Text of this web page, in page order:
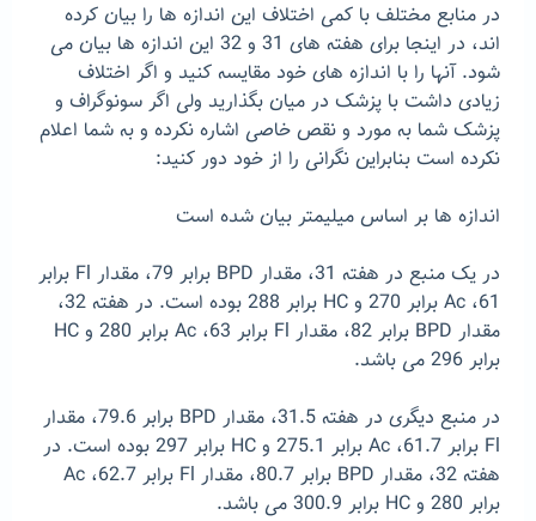
در منابع مختلف با کمی اختلاف این اندازه ها را بیان کرده
اند، در اینجا برای هفته های 31 و 32 این اندازه ها بیان می
شود. آنها را با اندازه های خود مقایسه کنید و اگر اختلاف
زیادی داشت با پزشک در میان بگذارید ولی اگر سونوگراف و
پزشک شما به مورد و نقص خاصی اشاره نکرده و به شما اعلام
نکرده است بنابراین نگرانی را از خود دور کنید:
اندازه ها بر اساس میلیمتر بیان شده است
در یک منبع در هفته 31، مقدار BPD برابر 79، مقدار Fl برابر
61، Ac برابر 270 و HC برابر 288 بوده است. در هفته 32،
مقدار BPD برابر 82، مقدار Fl برابر 63، Ac برابر 280 و HC
برابر 296 می باشد.
در منبع دیگری در هفته 31.5، مقدار BPD برابر 79.6، مقدار
Fl برابر 61.7، Ac برابر 275.1 و HC برابر 297 بوده است. در
هفته 32، مقدار BPD برابر 80.7، مقدار Fl برابر 62.7، Ac
برابر 280 و HC برابر 300.9 می باشد.